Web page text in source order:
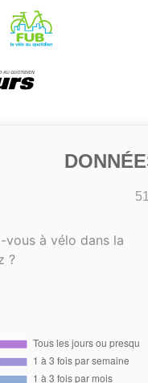
vous à vélo dans la
?